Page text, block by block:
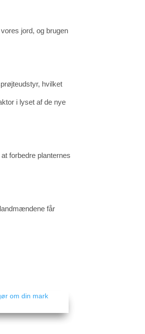
jord, og brugen
hvilket
i lyset af de nye
forbedre planternes
får